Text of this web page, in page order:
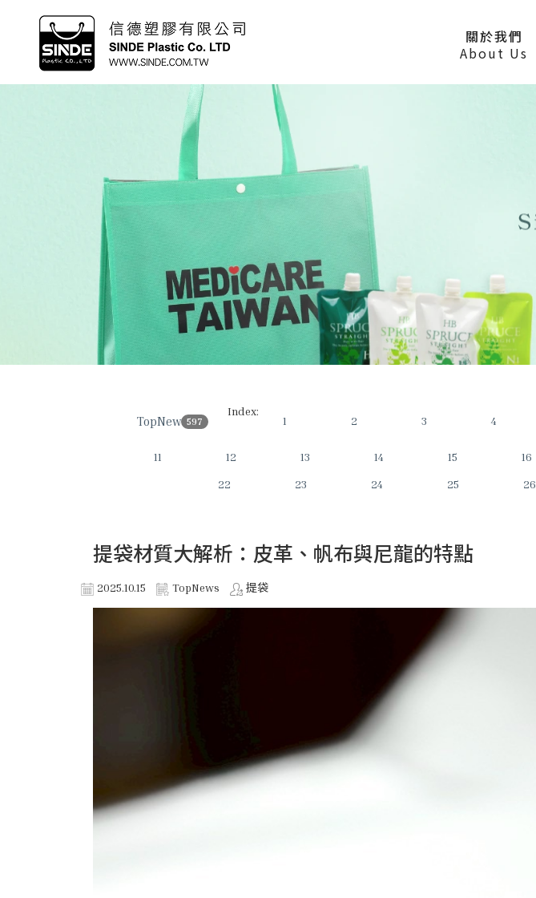
關於我們
About Us
TopNews597
Index:
1 2 3 4
11 12 13 14 15 16
22
23 24 25 26
提袋材質大解析：皮革、帆布與尼龍的特點
2025.10.15 TopNews 提袋